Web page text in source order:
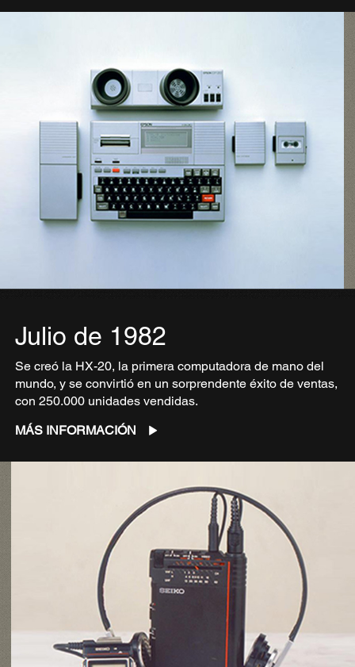
Julio de 1982
Se creó la HX-20, la primera computadora de mano del
mundo, y se convirtió en un sorprendente éxito de ventas,
con 250.000 unidades vendidas.
MÁS INFORMACIÓN